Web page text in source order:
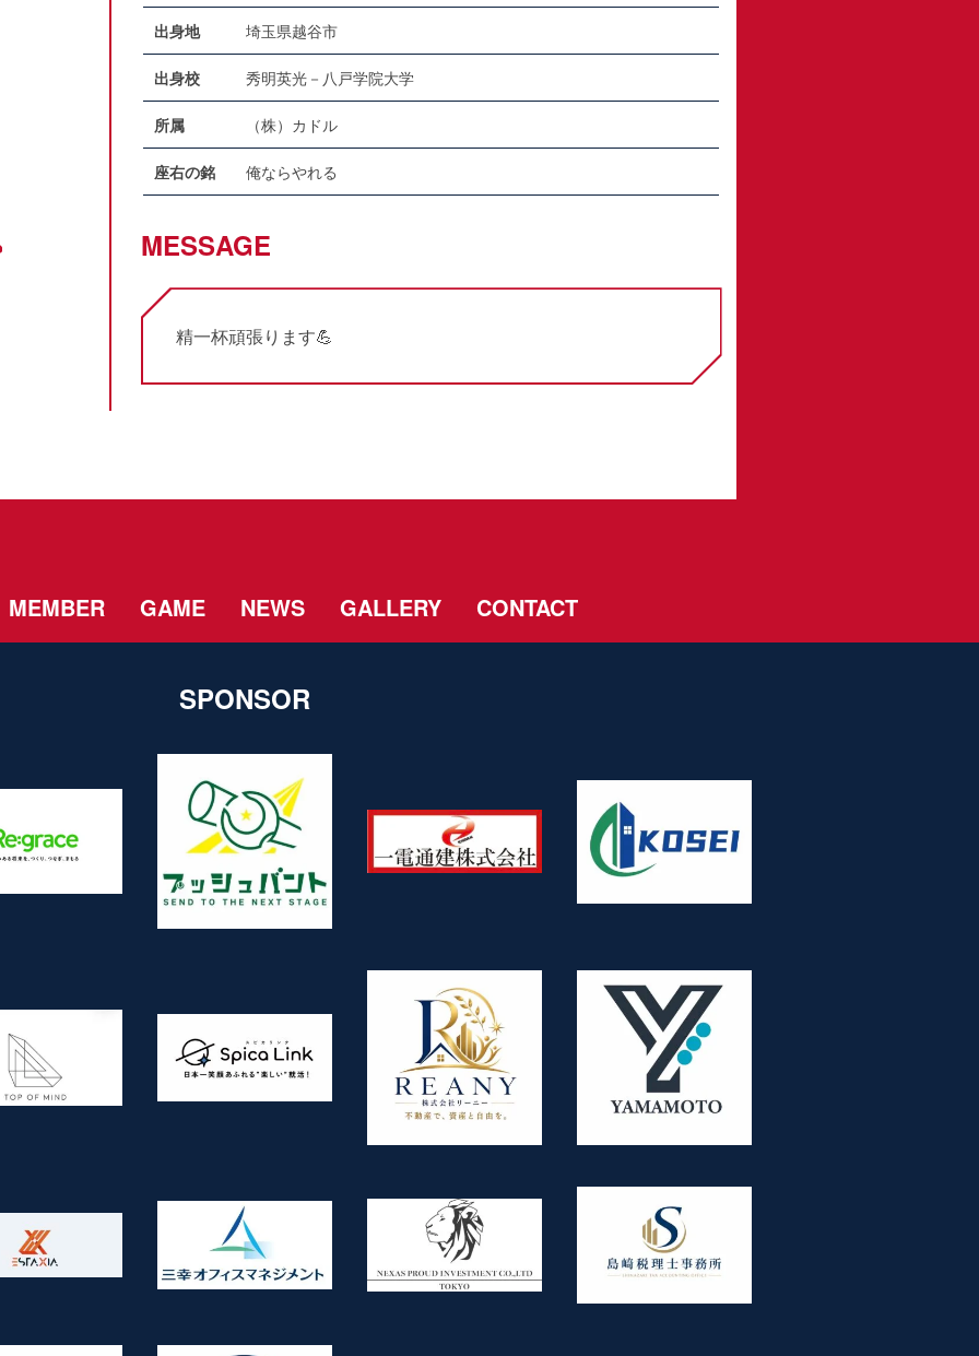
出身地 埼玉県越谷市
出身校 秀明英光－八戸学院大学
所属 （株）カドル
座右の銘 俺ならやれる
MESSAGE
精一杯頑張ります💪
MEMBER GAME NEWS GALLERY CONTACT
SPONSOR